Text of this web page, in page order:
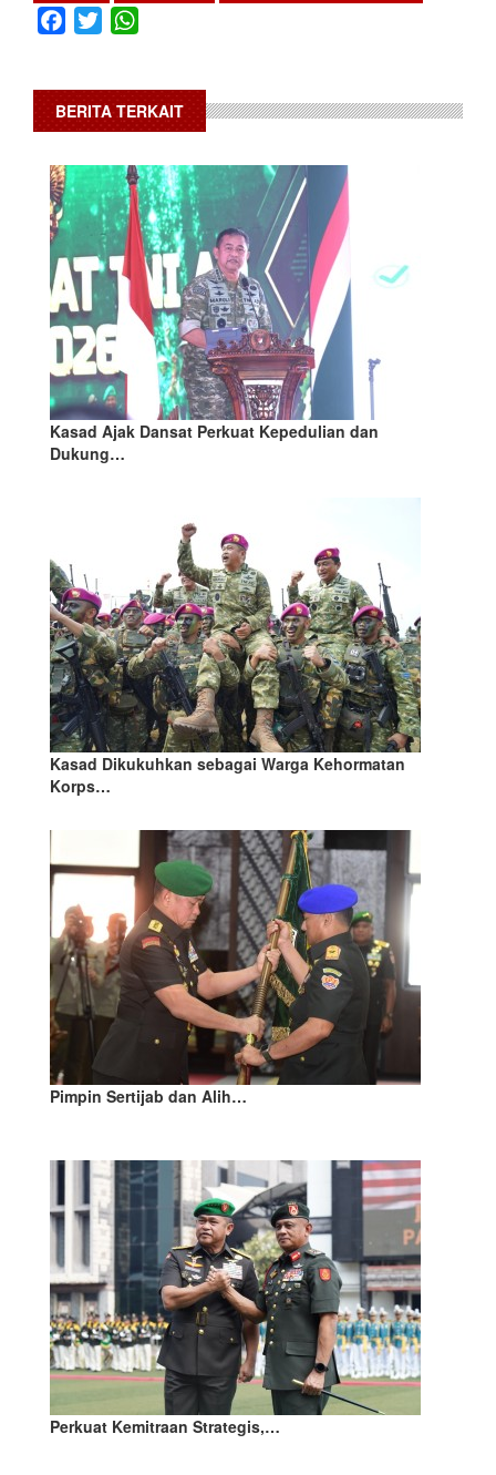
Facebook
Twitter
BERITA TERKAIT
Kasad Ajak Dansat Perkuat Kepedulian dan
Dukung…
Kasad Dikukuhkan sebagai Warga Kehormatan
Korps…
Pimpin Sertijab dan Alih…
Perkuat Kemitraan Strategis,…